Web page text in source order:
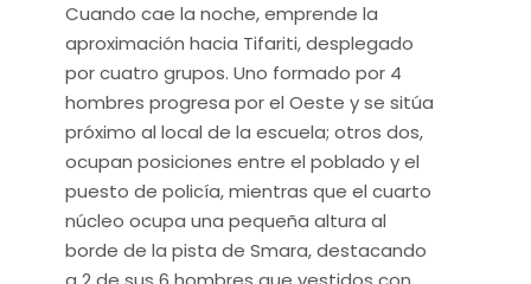
Cuando cae la noche, emprende la
aproximación hacia Tifariti, desplegado
por cuatro grupos. Uno formado por 4
hombres progresa por el Oeste y se sitúa
próximo al local de la escuela; otros dos,
ocupan posiciones entre el poblado y el
puesto de policía, mientras que el cuarto
núcleo ocupa una pequeña altura al
borde de la pista de Smara, destacando